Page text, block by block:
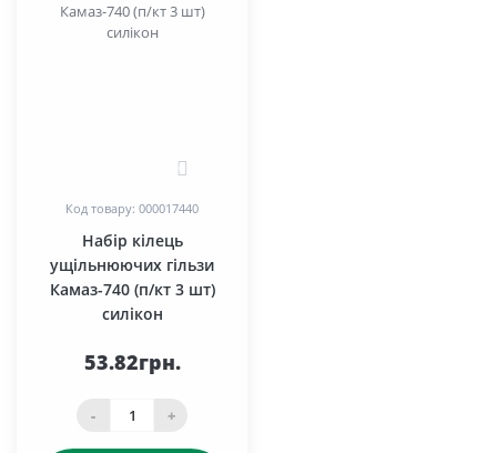
Код товару: 000017440
Набір кілець
ущільнюючих гільзи
Камаз-740 (п/кт 3 шт)
силікон
53.82грн.
- +